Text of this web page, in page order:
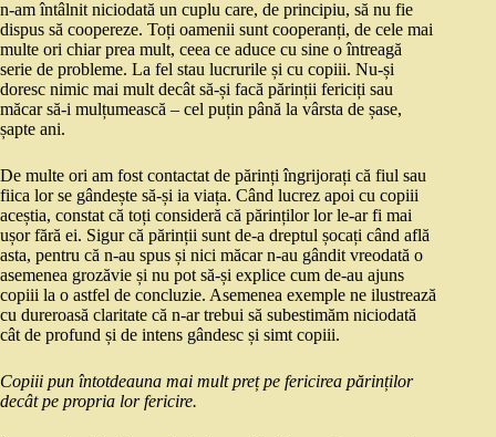
n-am întâlnit niciodată un cuplu care, de principiu, să nu fie
dispus să coopereze. Toți oamenii sunt cooperanți, de cele mai
multe ori chiar prea mult, ceea ce aduce cu sine o întreagă
serie de probleme. La fel stau lucrurile și cu copiii. Nu-și
doresc nimic mai mult decât să-și facă părinții fericiți sau
măcar să-i mulțumească – cel puțin până la vârsta de șase,
șapte ani.
De multe ori am fost contactat de părinți îngrijorați că fiul sau
fiica lor se gândește să-și ia viața. Când lucrez apoi cu copiii
aceștia, constat că toți consideră că părinților lor le-ar fi mai
ușor fără ei. Sigur că părinții sunt de-a dreptul șocați când află
asta, pentru că n-au spus și nici măcar n-au gândit vreodată o
asemenea grozăvie și nu pot să-și explice cum de-au ajuns
copiii la o astfel de concluzie. Asemenea exemple ne ilustrează
cu dureroasă claritate că n-ar trebui să subestimăm niciodată
cât de profund și de intens gândesc și simt copiii.
Copiii pun întotdeauna mai mult preț pe fericirea părinților
decât pe propria lor fericire.